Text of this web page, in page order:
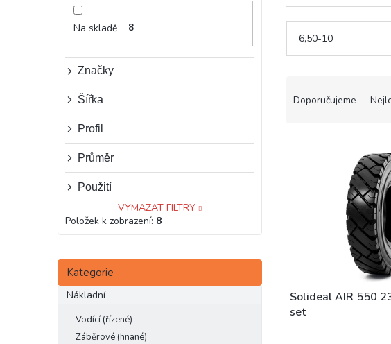
Na skladě 8
Značky
Šířka
Profil
Průměr
Použití
VYMAZAT FILTRY
Položek k zobrazení: 8
Přeskočit
kategorie
Kategorie
Nákladní
Vodící (řízené)
Záběrové (hnané)
6,50-10
Doporučujeme
kSolideal AIR 550
set